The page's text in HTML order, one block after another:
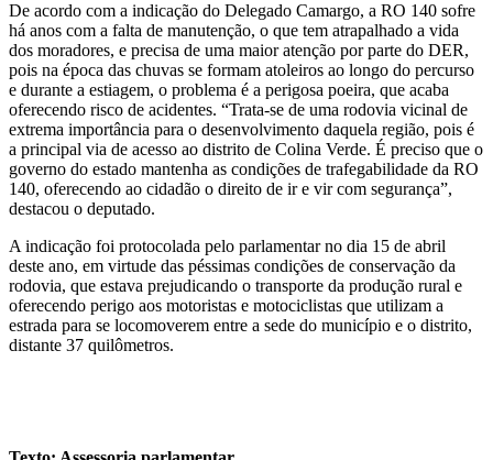
De acordo com a indicação do Delegado Camargo, a RO 140 sofre
há anos com a falta de manutenção, o que tem atrapalhado a vida
dos moradores, e precisa de uma maior atenção por parte do DER,
pois na época das chuvas se formam atoleiros ao longo do percurso
e durante a estiagem, o problema é a perigosa poeira, que acaba
oferecendo risco de acidentes. “Trata-se de uma rodovia vicinal de
extrema importância para o desenvolvimento daquela região, pois é
a principal via de acesso ao distrito de Colina Verde. É preciso que o
governo do estado mantenha as condições de trafegabilidade da RO
140, oferecendo ao cidadão o direito de ir e vir com segurança”,
destacou o deputado.
A indicação foi protocolada pelo parlamentar no dia 15 de abril
deste ano, em virtude das péssimas condições de conservação da
rodovia, que estava prejudicando o transporte da produção rural e
oferecendo perigo aos motoristas e motociclistas que utilizam a
estrada para se locomoverem entre a sede do município e o distrito,
distante 37 quilômetros.